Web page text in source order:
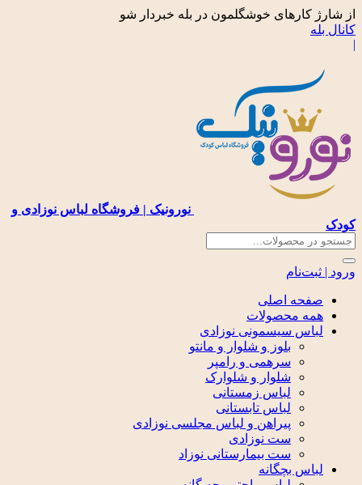
از شارژ کارهای خوشگلمون در بله خبردار شو
کانال بله
|
نورونیک | فروشگاه لباس نوزادی و
کودک
ورود | ثبت‌نام
صفحه اصلی
همه محصولات
لباس سیسمونی نوزادی
بلوز و شلوار و مانتو
سرهمی و رامپر
شلوار و شلوارک
لباس زمستانی
لباس تابستانی
پیراهن و لباس مجلسی نوزادی
ست نوزادی
ست بیمارستانی نوزاد
لباس بچگانه